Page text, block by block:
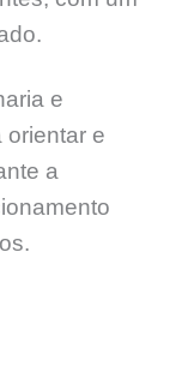
e
orientar e
a